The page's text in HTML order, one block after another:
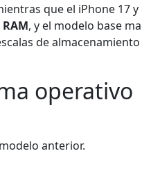
que el iPhone 17
RAM, y el modelo base
de
operativo
anterior.